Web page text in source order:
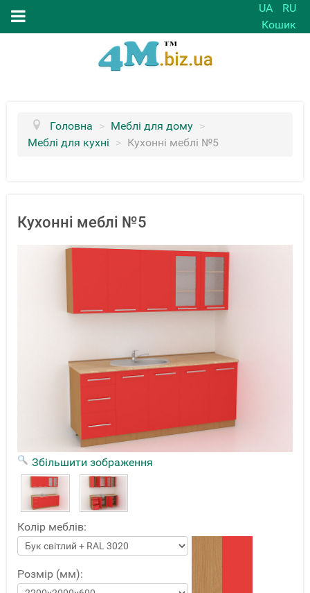
UA
RU
Кошик
Головна > Меблі для дому >
Меблі для кухні > Кухонні меблі №5
Кухонні меблі №5
Збільшити зображення
Колір меблів:
Розмір (мм):